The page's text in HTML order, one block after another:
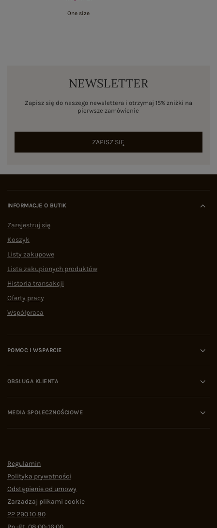
One size
NEWSLETTER
Zapisz się do naszego newslettera i otrzymaj 15% zniżki na
pierwsze zamówienie
ZAPISZ SIĘ
INFORMACJE O BUTIK
Zarejestruj się
Koszyk
Listy zakupowe
Lista zakupionych produktów
Historia transakcji
Oferty pracy
Współpraca
POMOC I WSPARCIE
OBSŁUGA KLIENTA
MEDIA SPOŁECZNOŚCIOWE
Regulamin
Polityka prywatności
Odstąpienie od umowy
Zarządzaj plikami cookie
22 290 10 80